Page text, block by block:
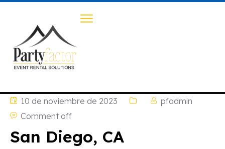
10 de noviembre de 2023
pfadmin
Comment off
San Diego, CA